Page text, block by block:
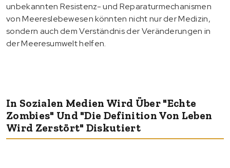
unbekannten Resistenz- und Reparaturmechanismen
von Meereslebewesen könnten nicht nur der Medizin,
sondern auch dem Verständnis der Veränderungen in
der Meeresumwelt helfen.
In Sozialen Medien Wird Über "echte
Zombies" Und "die Definition Von Leben
Wird Zerstört" Diskutiert